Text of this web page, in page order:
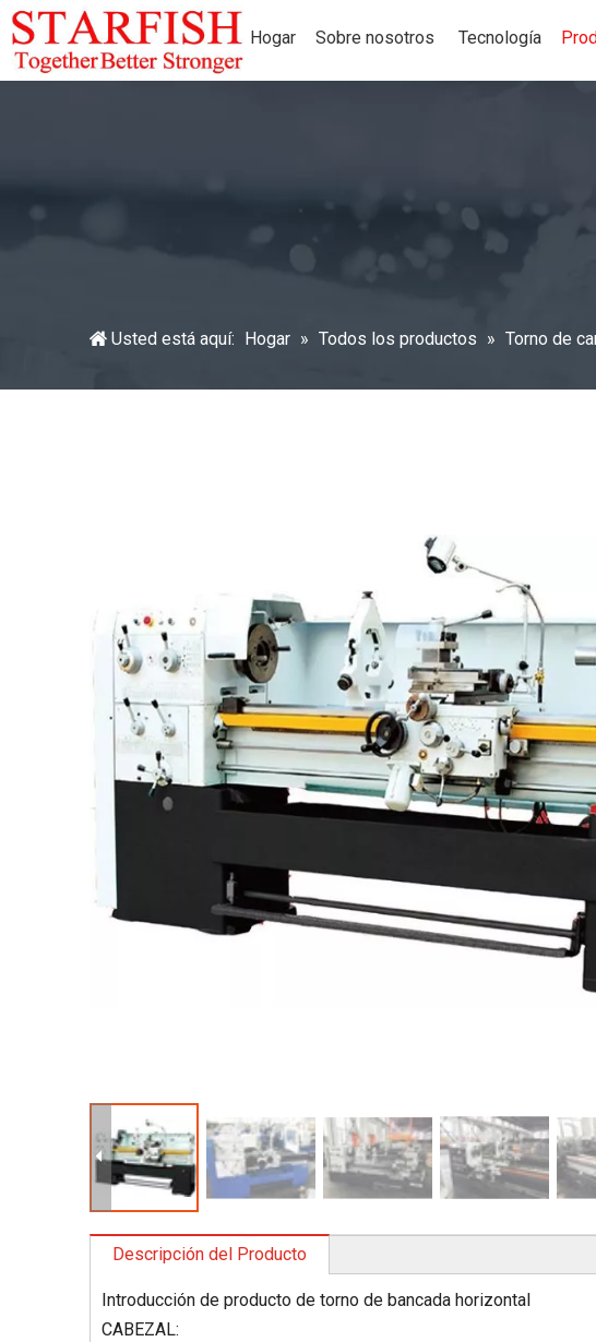
Hogar Sobre nosotros Tecnología
Usted está aquí: Hogar » Todos los productos » Torno de
Descripción del Producto
Introducción de producto de torno de bancada horizontal
CABEZAL: